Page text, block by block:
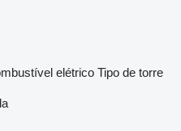
elétrico Tipo de torre